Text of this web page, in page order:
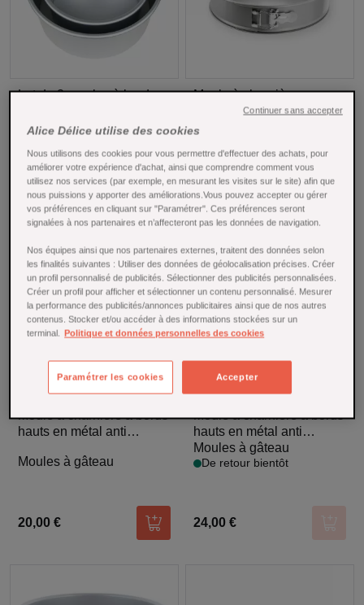
Lot de 2 moules à bords
22 cm hau
Moules à gâteau
15,00 € Ajouter au panier
Moule à charnière en
métal anti adhérent 8/10
parts 26 cm -
Moules à gâteau
23,00 €
Moule à charnière à bords
hauts en métal anti
Moules à gâteau
20,00 € Ajouter au panier
Moule à charnière à bords
hauts en métal anti
adhérent 22 x
Moules à gâteau
De retour bientôt
24,00 €
Alice Délice utilise des cookies
Nous utilisons des cookies pour vous permettre d'effectuer des achats, pour
améliorer votre expérience d'achat, ainsi que comprendre comment vous
utilisez nos services (par exemple, en mesurant les visites sur le site) afin que
nous puissions y apporter des améliorations.Vous pouvez accepter ou gérer
vos préférences en cliquant sur "Paramétrer". Ces préférences seront
signalées à nos partenaires et n’affecteront pas les données de navigation.
Nos équipes ainsi que nos partenaires externes, traitent des données selon
les finalités suivantes : Utiliser des données de géolocalisation précises. Créer
un profil personnalisé de publicités. Sélectionner des publicités personnalisées.
Créer un profil pour afficher et sélectionner un contenu personnalisé. Mesurer
la performance des publicités/annonces publicitaires ainsi que de nos autres
contenus. Stocker et/ou accéder à des informations stockées sur un
terminal. Politique et données personnelles des cookies
Accepter
Paramétrer les cookies
Continuer sans accepter